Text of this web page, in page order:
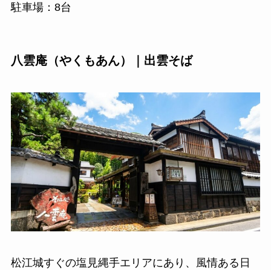
駐車場：8台
八雲庵（やくもあん）｜出雲そば
松江城すぐの塩見縄手エリアにあり、風情ある日